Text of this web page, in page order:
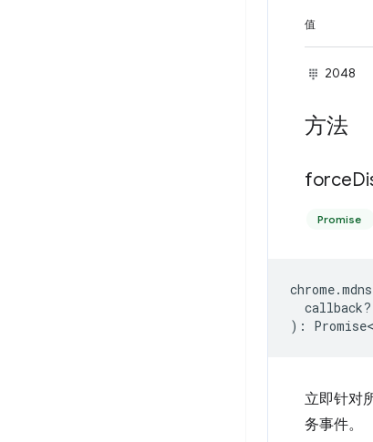
值
2048
方法
force
Promise
chrome.mdns
callback?
) :
立即针对
务事件。